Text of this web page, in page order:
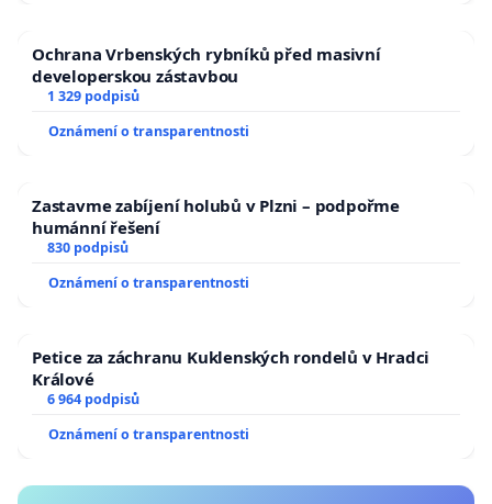
Ochrana Vrbenských rybníků před masivní
developerskou zástavbou
1 329 podpisů
Oznámení o transparentnosti
Zastavme zabíjení holubů v Plzni – podpořme
humánní řešení
830 podpisů
Oznámení o transparentnosti
Petice za záchranu Kuklenských rondelů v Hradci
Králové
6 964 podpisů
Oznámení o transparentnosti